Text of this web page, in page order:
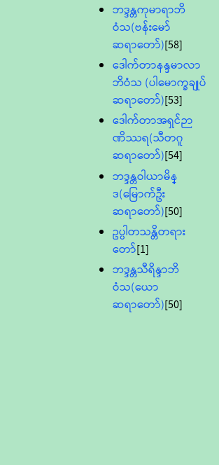
ဘဒ္ဒန္တကုမာရာဘိ
ဝံသ(ဗန်းမော်
ဆရာတော်)[58]
ဒေါက်တာနန္ဒမာလာ
ဘိဝံသ (ပါမောက္ခချုပ်
ဆရာတော်)[53]
ဒေါက်တာအရှင်ဉာ
ဏိဿရ(သီတဂူ
ဆရာတော်)[54]
ဘဒ္ဒန္တဝါယာမိန္
ဒ(မြောက်ဦး
ဆရာတော်)[50]
ဥပ္ပါတသန္တိတရား
တော်[1]
ဘဒ္ဒန္တသီရိန္ဒာဘိ
ဝံသ(ယော
ဆရာတော်)[50]